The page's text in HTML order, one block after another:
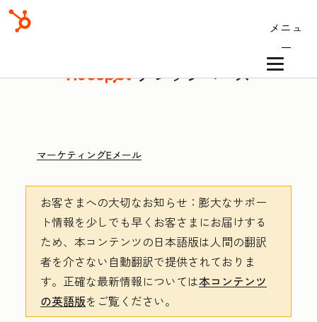
メニュ
ー
ナレッジベース
マーケティングEメール
お客さまへの大切なお知らせ ：膨大なサポー
ト情報を少しでも早くお客さまにお届けする
ため、本コンテンツの日本語版は人間の翻訳
者を介さない自動翻訳で提供されておりま
す。 正確な最新情報については本コンテンツ
の英語版をご覧ください。